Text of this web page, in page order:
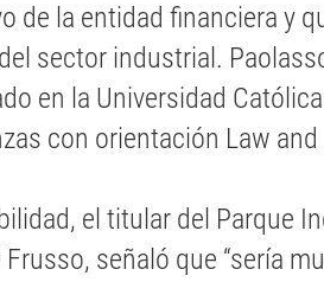
de la entidad financiera y
sector industrial.
en la Universidad
con orientación Law
el titular del Parque
señaló que “sería